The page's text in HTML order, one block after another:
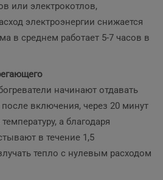
или электрокотлов,
электроэнергии снижается
в среднем работает 5-7 часов в
начинают отдавать
включения, через 20 минут
а благодаря
в течение 1,5
тепло с нулевым расходом